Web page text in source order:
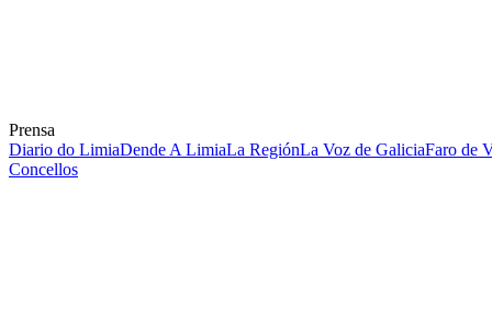
Prensa
Diario do LimiaDende A LimiaLa RegiónLa Voz de GaliciaFaro de
Concellos